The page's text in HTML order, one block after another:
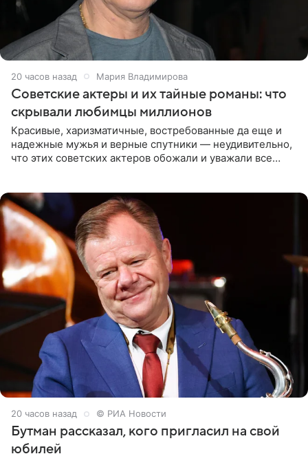
20 часов назад Мария Владимирова
Советские актеры и их тайные романы: что
скрывали любимцы миллионов
Красивые, харизматичные, востребованные да еще и
надежные мужья и верные спутники — неудивительно,
что этих советских актеров обожали и уважали все
20 часов назад © РИА Новости
Бутман рассказал, кого пригласил на свой
юбилей